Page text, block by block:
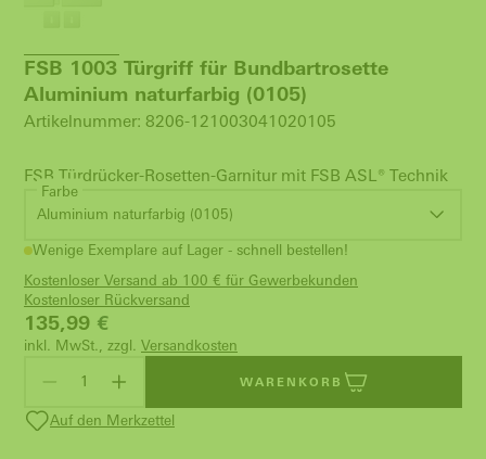
FSB 1003 Türgriff für Bundbartrosette
Aluminium naturfarbig (0105)
Artikelnummer: 8206-121003041020105
FSB Türdrücker-Rosetten-Garnitur mit FSB ASL® Technik
Farbe
Aluminium naturfarbig (0105)
Wenige Exemplare auf Lager - schnell bestellen!
Kostenloser Versand ab 100 € für Gewerbekunden
Kostenloser Rückversand
135,99 €
inkl. MwSt., zzgl. Versandkosten
WARENKORB
Auf den Merkzettel